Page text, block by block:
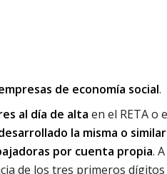
de economía social.
al día de alta en el RETA o
la misma o similar
por cuenta propia.
de los tres primeros dígitos